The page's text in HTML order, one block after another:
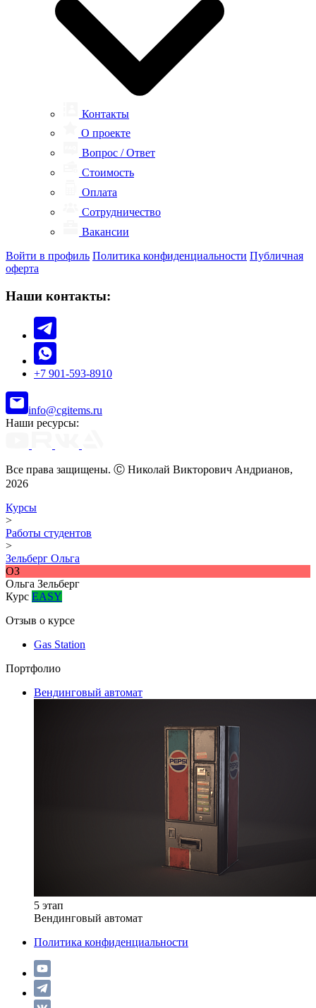
Контакты
О проекте
Вопрос / Ответ
Стоимость
Оплата
Сотрудничество
Вакансии
Войти в профиль Политика конфиденциальности Публичная
оферта
Наши контакты:
+7 901-593-8910
info@cgitems.ru
Наши ресурсы:
Все права защищены. Ⓒ Николай Викторович Андрианов,
2026
Курсы
>
Работы студентов
>
Зельберг Ольга
ОЗ
Ольга Зельберг
Курс EASY
Отзыв о курсе
Gas Station
Портфолио
Вендинговый автомат
5 этап
Вендинговый автомат
Политика конфиденциальности